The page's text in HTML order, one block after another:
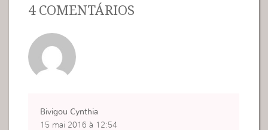
4 COMENTÁRIOS
Bivigou Cynthia
15 mai 2016 à 12:54